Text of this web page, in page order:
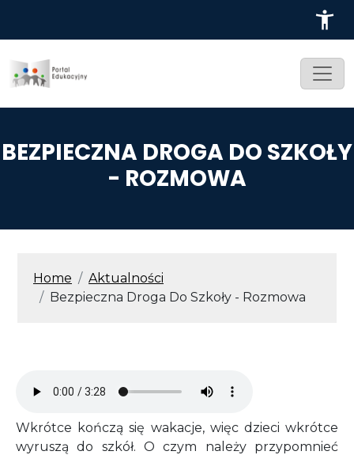
BEZPIECZNA DROGA DO SZKOŁY
- ROZMOWA
ŚCIEŻKA NAWIGACYJNA
Home
Aktualności
Bezpieczna Droga Do Szkoły - Rozmowa
Wkrótce kończą się wakacje, więc dzieci wkrótce
wyruszą do szkół. O czym należy przypomnieć